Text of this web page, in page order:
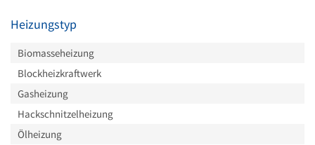
Heizungstyp
Biomasseheizung
Blockheizkraftwerk
Gasheizung
Hackschnitzelheizung
Ölheizung